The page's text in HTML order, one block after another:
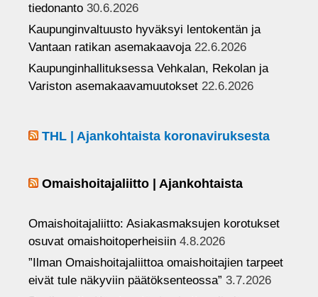
tiedonanto 30.6.2026
Kaupunginvaltuusto hyväksyi lentokentän ja
Vantaan ratikan asemakaavoja 22.6.2026
Kaupunginhallituksessa Vehkalan, Rekolan ja
Variston asemakaavamuutokset 22.6.2026
THL | Ajankohtaista koronaviruksesta
Omaishoitajaliitto | Ajankohtaista
Omaishoitajaliitto: Asiakasmaksujen korotukset
osuvat omaishoitoperheisiin 4.8.2026
”Ilman Omaishoitajaliittoa omaishoitajien tarpeet
eivät tule näkyviin päätöksenteossa” 3.7.2026